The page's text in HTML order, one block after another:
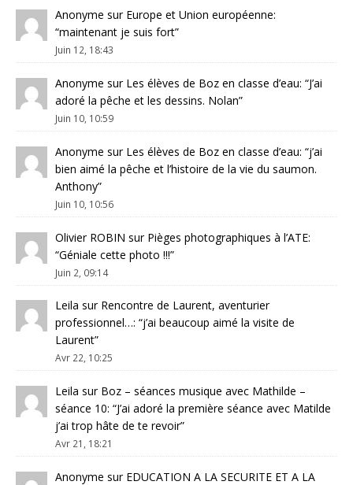
Anonyme sur Europe et Union européenne:
“maintenant je suis fort”
Juin 12, 18:43
Anonyme sur Les élèves de Boz en classe d’eau: “J’ai
adoré la pêche et les dessins. Nolan”
Juin 10, 10:59
Anonyme sur Les élèves de Boz en classe d’eau: “j’ai
bien aimé la pêche et l’histoire de la vie du saumon.
Anthony”
Juin 10, 10:56
Olivier ROBIN sur Pièges photographiques à l’ATE:
“Géniale cette photo !!!”
Juin 2, 09:14
Leila sur Rencontre de Laurent, aventurier
professionnel…: “j’ai beaucoup aimé la visite de
Laurent”
Avr 22, 10:25
Leila sur Boz – séances musique avec Mathilde –
séance 10: “J’ai adoré la première séance avec Matilde
j’ai trop hâte de te revoir”
Avr 21, 18:21
Anonyme sur EDUCATION A LA SECURITE ET A LA